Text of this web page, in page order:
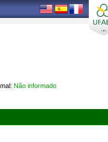
Não informado